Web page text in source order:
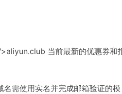
当前最新的优惠券和
需使用实名并完成邮箱验证的模